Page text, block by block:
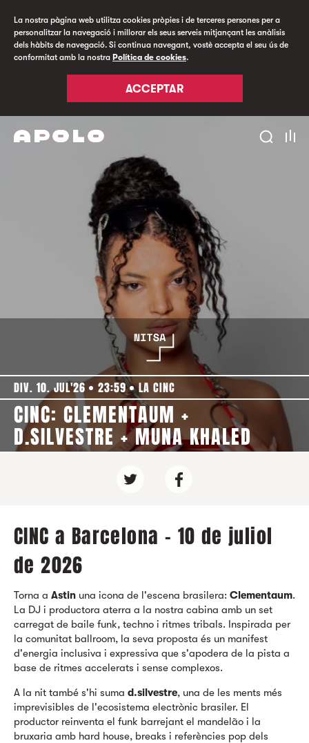
La nostra pàgina web utilitza cookies pròpies i de terceres persones per a
personalitzar la navegació i millorar els seus serveis mitjançant les anàlisis
dels hàbits de navegació. Si continua navegant, vostè accepta el seu ús de
conformitat amb la nostra Política de cookies.
ACCEPTAR
DIV. 10. JUL'26 23:59 LA CINC
CINC: CLEMENTAUM +
D.SILVESTRE + MUNA KHALED
CINC a Barcelona - 10 de juliol
de 2026
Torna a Astin una icona de l'escena brasilera: Clementaum.
La DJ i productora aterra a la nostra cabina amb un set
carregat de baile funk, techno i ritmes tribals. Inspirada per
la comunitat ballroom, la seva proposta és un manifest
d'energia inclusiva i expressiva que s'apodera de la pista a
base de ritmes accelerats i sense complexos.
A la nit també s'hi suma d.silvestre, una de les ments més
imprevisibles de l'ecosistema electrònic brasiler. El
productor reinventa el funk barrejant el mandelão i la
bruxaria amb hard house, breaks i referències pop dels